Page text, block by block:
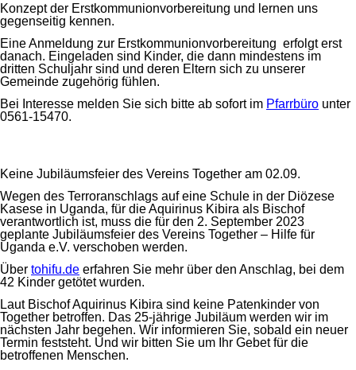
Konzept der Erstkommunionvorbereitung und lernen uns
gegenseitig kennen.
Eine Anmeldung zur Erstkommunionvorbereitung erfolgt erst
danach. Eingeladen sind Kinder, die dann mindestens im
dritten Schuljahr sind und deren Eltern sich zu unserer
Gemeinde zugehörig fühlen.
Bei Interesse melden Sie sich bitte ab sofort im Pfarrbüro unter
0561-15470.
Keine Jubiläumsfeier des Vereins Together am 02.09.
Wegen des Terroranschlags auf eine Schule in der Diözese
Kasese in Uganda, für die Aquirinus Kibira als Bischof
verantwortlich ist, muss die für den 2. September 2023
geplante Jubiläumsfeier des Vereins Together – Hilfe für
Uganda e.V. verschoben werden.
Über tohifu.de erfahren Sie mehr über den Anschlag, bei dem
42 Kinder getötet wurden.
Laut Bischof Aquirinus Kibira sind keine Patenkinder von
Together betroffen. Das 25-jährige Jubiläum werden wir im
nächsten Jahr begehen. Wir informieren Sie, sobald ein neuer
Termin feststeht. Und wir bitten Sie um Ihr Gebet für die
betroffenen Menschen.